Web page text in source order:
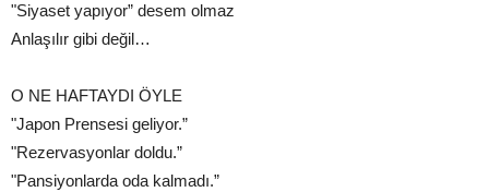
"Siyaset yapıyor” desem olmaz
Anlaşılır gibi değil…
O NE HAFTAYDI ÖYLE
"Japon Prensesi geliyor.”
"Rezervasyonlar doldu.”
"Pansiyonlarda oda kalmadı.”